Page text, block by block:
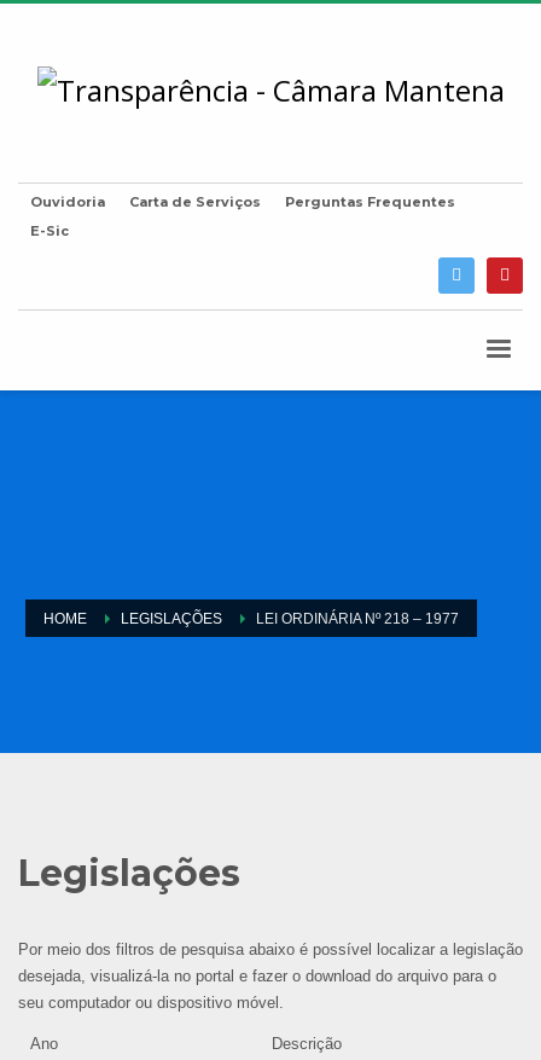
Ouvidoria Carta de Serviços
Perguntas Frequentes
E-Sic
HOME LEGISLAÇÕES LEI ORDINÁRIA Nº 218 – 1977
Legislações
Por meio dos filtros de pesquisa abaixo é possível localizar a legislação
desejada, visualizá-la no portal e fazer o download do arquivo para o
seu computador ou dispositivo móvel.
Ano Descrição